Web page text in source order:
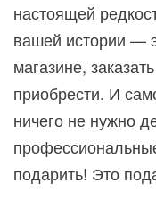
настоящей
вашей истории —
магазине,
приобрести. И
ничего не нужно
подарить! Это